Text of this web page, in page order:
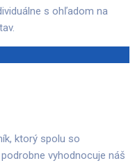
s ohľadom na
ktorý spolu so
vyhodnocuje náš